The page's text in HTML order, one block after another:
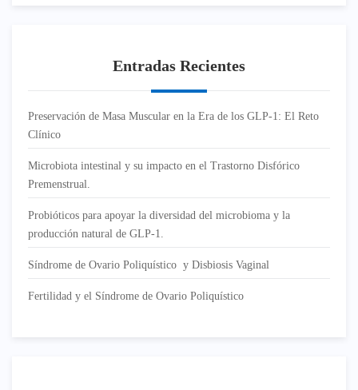
Entradas Recientes
Preservación de Masa Muscular en la Era de los GLP-1: El Reto
Clínico
Microbiota intestinal y su impacto en el Trastorno Disfórico
Premenstrual.
Probióticos para apoyar la diversidad del microbioma y la
producción natural de GLP-1.
Síndrome de Ovario Poliquístico y Disbiosis Vaginal
Fertilidad y el Síndrome de Ovario Poliquístico